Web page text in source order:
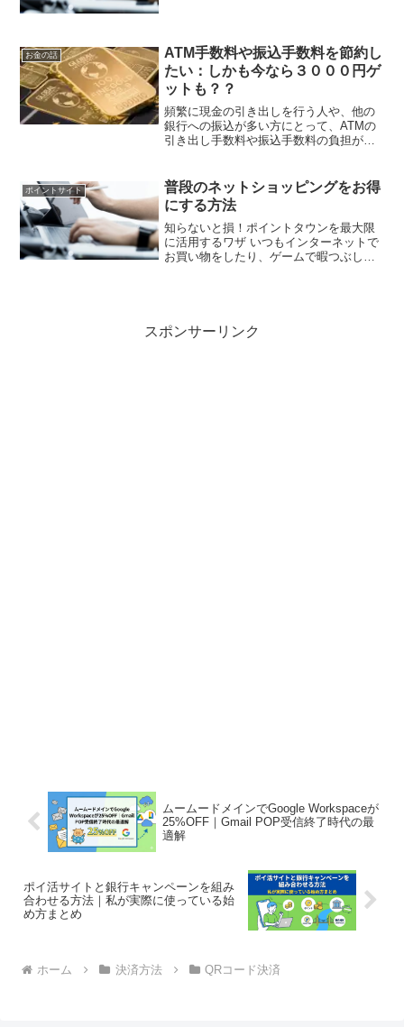
用すると最大で1...
お金の話
ATM手数料や振込手数料を節約し
たい：しかも今なら３０００円ゲ
ットも？？
頻繁に現金の引き出しを行う人や、他の
銀行への振込が多い方にとって、ATMの
引き出し手数料や振込手数料の負担が大
料の節約に役立つ銀行があります。みん
なの銀行という新しく...
ポイントサイト
普段のネットショッピングをお得
にする方法
知らないと損！ポイントタウンを最大限
に活用するワザ いつもインターネットで
お買い物をしたり、ゲームで暇つぶしを
スポンサーリンク
ムームードメインでGoogle Workspaceが
25%OFF｜Gmail POP受信終了時代の最
適解
ポイ活サイトと銀行キャンペーンを組み
合わせる方法｜私が実際に使っている始
め方まとめ
ホーム 決済方法 QRコード決済